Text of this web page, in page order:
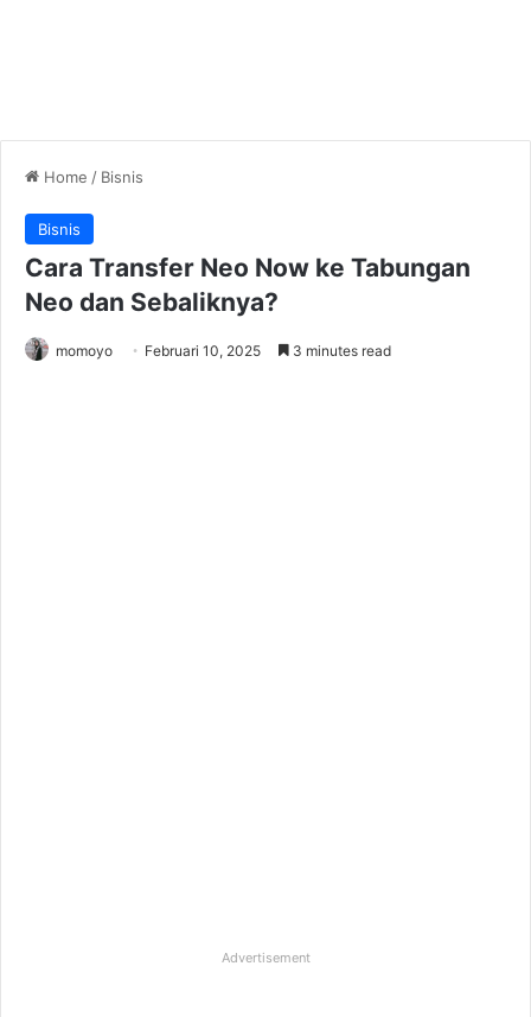
Home / Bisnis
Bisnis
Cara Transfer Neo Now ke Tabungan
Neo dan Sebaliknya?
momoyo Februari 10, 2025 3 minutes read
Advertisement